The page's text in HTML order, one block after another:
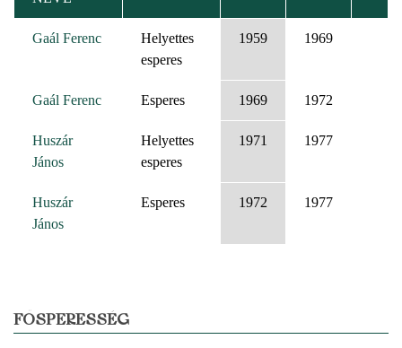
Gaál Ferenc
Helyettes
esperes
1959 1969
Gaál Ferenc Esperes 1969 1972
Huszár
János
Helyettes
esperes
1971 1977
Huszár
János
Esperes 1972 1977
FŐSPERESSÉG